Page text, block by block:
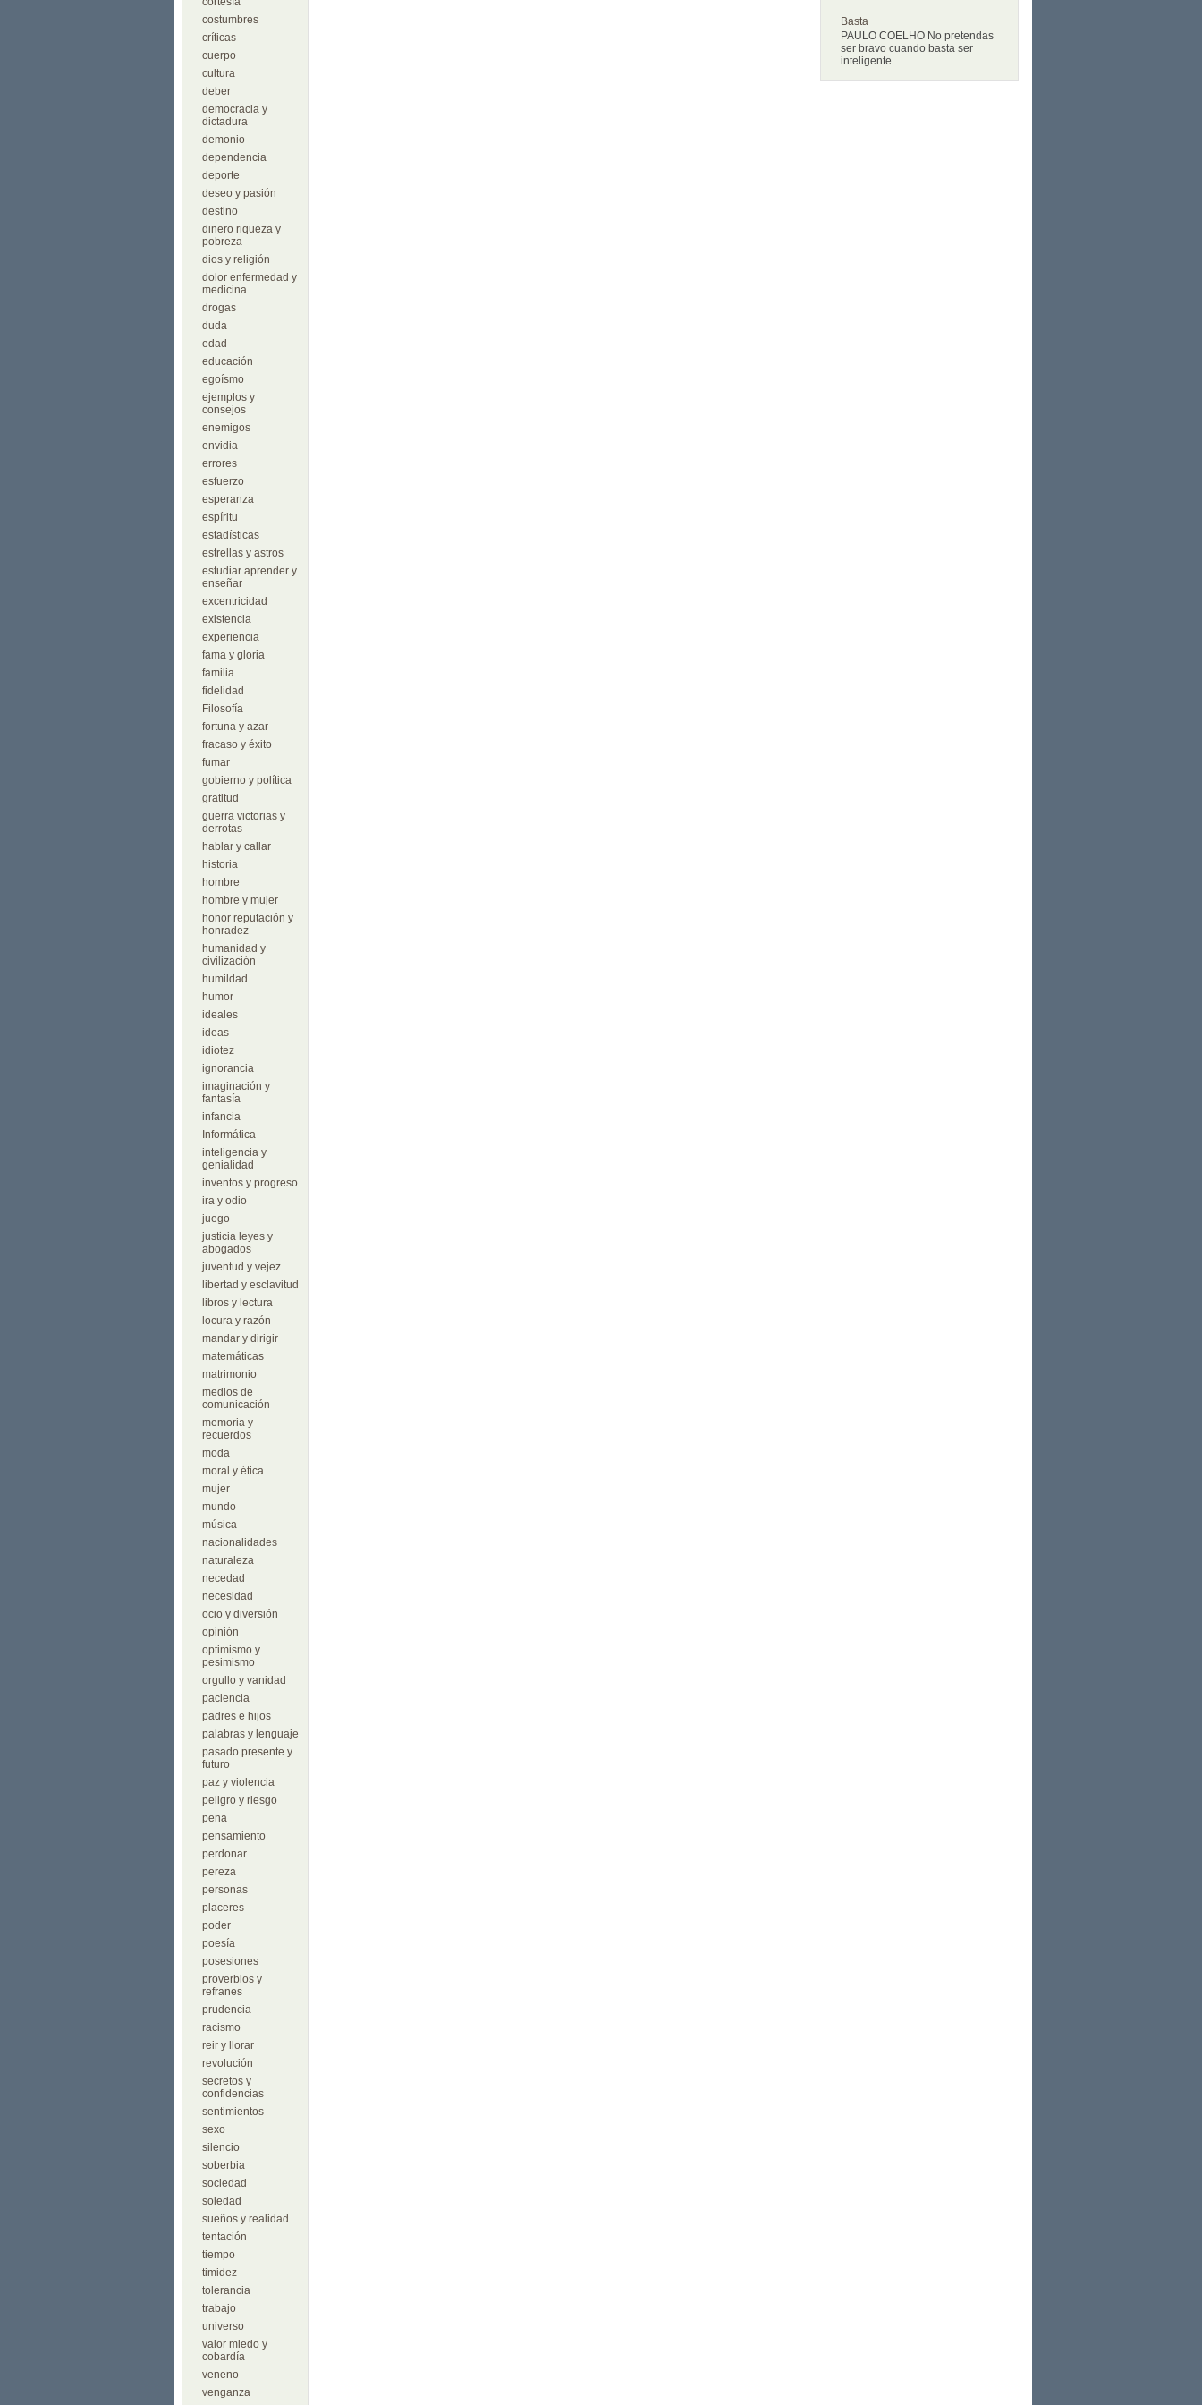
costumbres
críticas
cuerpo
cultura
deber
democracia y
dictadura
demonio
dependencia
deporte
deseo y pasión
destino
dinero riqueza y
pobreza
dios y religión
dolor enfermedad y
medicina
drogas
duda
edad
educación
egoísmo
ejemplos y
consejos
enemigos
envidia
errores
esfuerzo
esperanza
espíritu
estadísticas
estrellas y astros
estudiar aprender y
enseñar
excentricidad
existencia
experiencia
fama y gloria
familia
fidelidad
Filosofía
fortuna y azar
fracaso y éxito
fumar
gobierno y política
gratitud
guerra victorias y
derrotas
hablar y callar
historia
hombre
hombre y mujer
honor reputación y
honradez
humanidad y
civilización
humildad
humor
ideales
ideas
idiotez
ignorancia
imaginación y
fantasía
infancia
Informática
inteligencia y
genialidad
inventos y progreso
ira y odio
juego
justicia leyes y
abogados
juventud y vejez
libertad y esclavitud
libros y lectura
locura y razón
mandar y dirigir
matemáticas
matrimonio
medios de
comunicación
memoria y
recuerdos
moda
moral y ética
mujer
mundo
música
nacionalidades
naturaleza
necedad
necesidad
ocio y diversión
opinión
optimismo y
pesimismo
orgullo y vanidad
paciencia
padres e hijos
palabras y lenguaje
pasado presente y
futuro
paz y violencia
peligro y riesgo
pena
pensamiento
perdonar
pereza
personas
placeres
poder
poesía
posesiones
proverbios y
refranes
prudencia
racismo
reir y llorar
revolución
secretos y
confidencias
sentimientos
sexo
silencio
soberbia
sociedad
soledad
sueños y realidad
tentación
tiempo
timidez
tolerancia
trabajo
universo
valor miedo y
cobardía
veneno
venganza
Basta
PAULO COELHO No pretendas
ser bravo cuando basta ser
inteligente